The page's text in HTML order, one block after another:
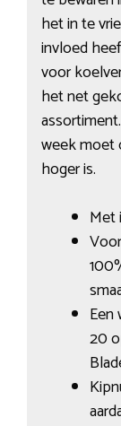
het in te
invloed
voor
het net
week moet
hoger is.
Met
20